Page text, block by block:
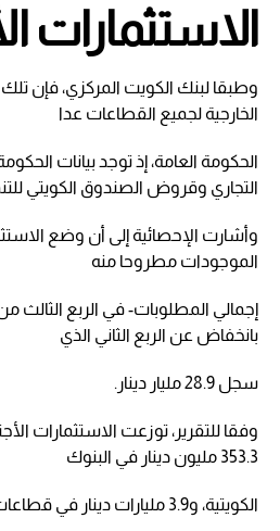
الاستثمارات
وطبقا لبنك الكويت المركزي، فإن
الخارجية لجميع القطاعات عدا
الحكومة العامة، إذ توجد بيانات
التجاري وقروض الصندوق الكويتي
وأشارت الإحصائية إلى أن وضع
الموجودات مطروحا منه
بانخفاض عن الربع الثاني الذي
سجل 28.9 مليار دينار.
وفقا للتقرير، توزعت الاستثمارات
353.3 مليون دينار في البنوك
الكويتية، و3.9 مليارات دينار في قطاعات أخرى، منها الاستثمار.